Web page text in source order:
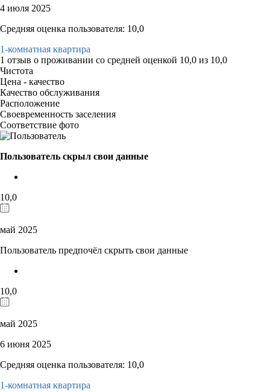
4 июля 2025
Средняя оценка пользователя: 10,0
1-комнатная квартира
1 отзыв о проживании со средней оценкой 10,0 из 10,0
Чистота
Цена - качество
Качество обслуживания
Расположение
Своевременность заселения
Соответствие фото
Пользователь скрыл свои данные
10,0
май 2025
Пользователь предпочёл скрыть свои данные
10,0
май 2025
6 июня 2025
Средняя оценка пользователя: 10,0
1-комнатная квартира